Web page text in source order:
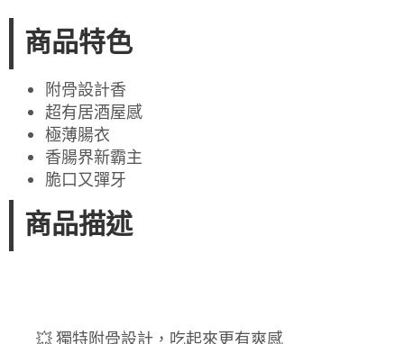
商品特色
附骨設計香
超有居酒屋感
極薄腸衣
香腸界新霸主
脆口又彈牙
商品描述
💥 獨特附骨設計，吃起來更有爽感